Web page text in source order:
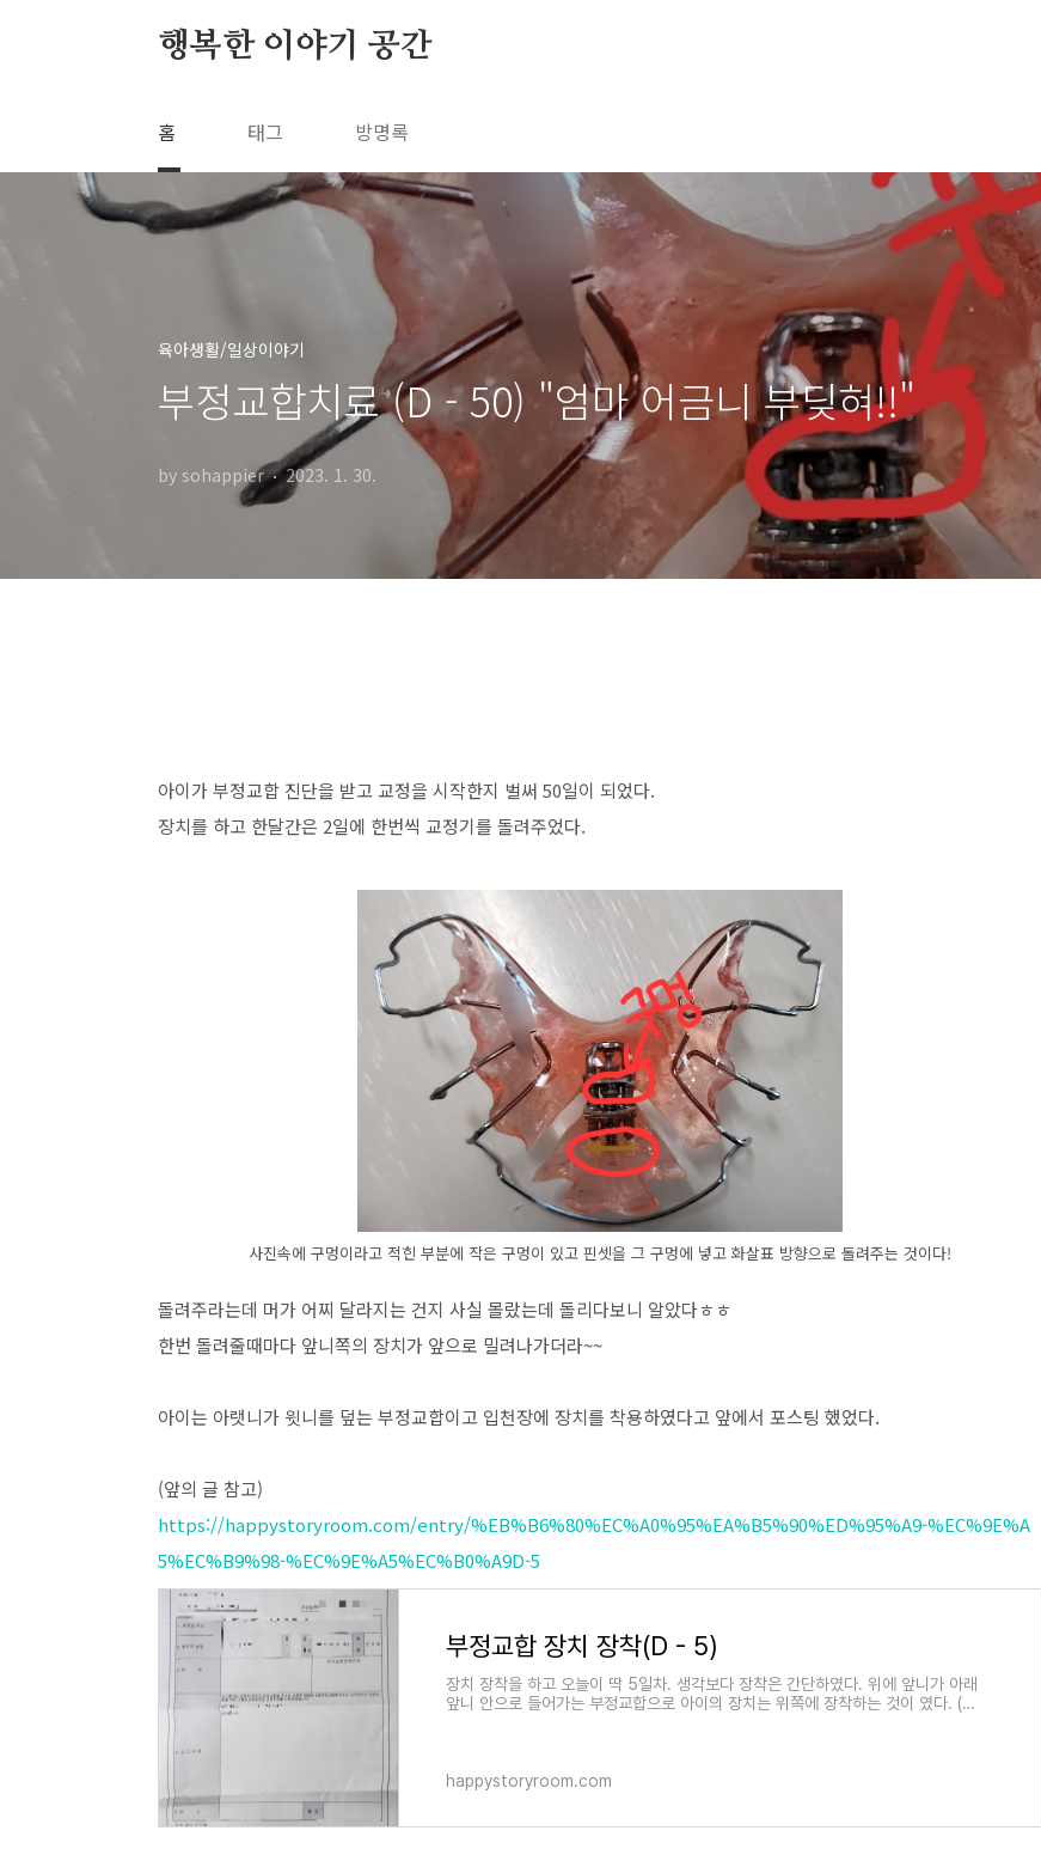
행복한 이야기 공간
홈 태그 방명록
육아생활/일상이야기
부정교합치료 (D - 50) "엄마 어금니 부딪혀!!"
by sohappier 2023. 1. 30.
아이가 부정교합 진단을 받고 교정을 시작한지 벌써 50일이 되었다.
장치를 하고 한달간은 2일에 한번씩 교정기를 돌려주었다.
사진속에 구멍이라고 적힌 부분에 작은 구멍이 있고 핀셋을 그 구멍에 넣고 화살표 방향으로 돌려주는 것이다!
돌려주라는데 머가 어찌 달라지는 건지 사실 몰랐는데 돌리다보니 알았다ㅎㅎ
한번 돌려줄때마다 앞니쪽의 장치가 앞으로 밀려나가더라~~
아이는 아랫니가 윗니를 덮는 부정교합이고 입천장에 장치를 착용하였다고 앞에서 포스팅 했었다.
(앞의 글 참고)
https://happystoryroom.com/entry/%EB%B6%80%EC%A0%95%EA%B5%90%ED%95%A9-%EC%9E%A
5%EC%B9%98-%EC%9E%A5%EC%B0%A9D-5
부정교합 장치 장착(D - 5)
장치 장착을 하고 오늘이 딱 5일차. 생각보다 장착은 간단하였다. 위에 앞니가 아래
앞니 안으로 들어가는 부정교합으로 아이의 장치는 위쪽에 장착하는 것이 였다. (고
happystoryroom.com